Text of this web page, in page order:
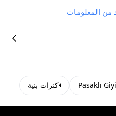
من المعلومات
كنزات بنية